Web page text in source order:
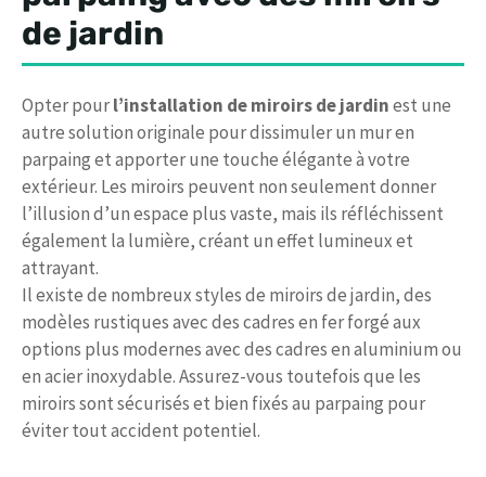
de jardin
Opter pourl’installation de miroirs de jardinest une
autre solution originale pour dissimuler un mur en
parpaing et apporter une touche élégante à votre
extérieur. Les miroirs peuvent non seulement donner
l’illusion d’un espace plus vaste, mais ils réfléchissent
également la lumière, créant un effet lumineux et
attrayant.
Il existe de nombreux styles de miroirs de jardin, des
modèles rustiques avec des cadres en fer forgé aux
options plus modernes avec des cadres en aluminium ou
en acier inoxydable. Assurez-vous toutefois que les
miroirs sont sécurisés et bien fixés au parpaing pour
éviter tout accident potentiel.